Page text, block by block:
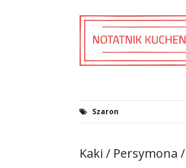
Szaron
Kaki / Persymona